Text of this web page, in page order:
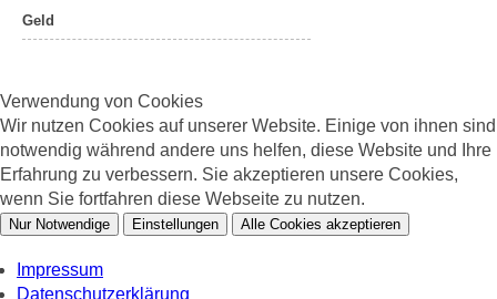
Geld
Verwendung von Cookies
Wir nutzen Cookies auf unserer Website. Einige von ihnen sind
notwendig während andere uns helfen, diese Website und Ihre
Erfahrung zu verbessern. Sie akzeptieren unsere Cookies,
wenn Sie fortfahren diese Webseite zu nutzen.
Nur Notwendige Einstellungen Alle Cookies akzeptieren
Impressum
Datenschutzerklärung